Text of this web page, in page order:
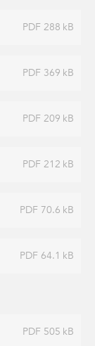
PDF 288 kB
PDF 369 kB
PDF 209 kB
PDF 212 kB
PDF 70.6 kB
PDF 64.1 kB
PDF 505 kB